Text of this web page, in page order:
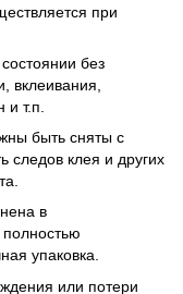
при
без
вклеивания,
т.п.
быть сняты с
следов клея и других
в
упаковка.
или потери